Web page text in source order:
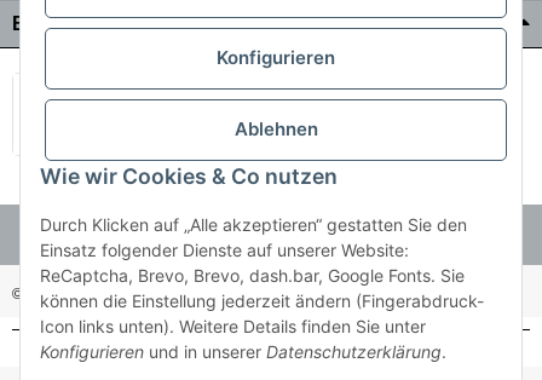
Bezahlung & Versand
© Holzner-Trading GmbH&Co KG Besucherzähler: 3511255
Konfigurieren
Ablehnen
Wie wir Cookies & Co nutzen
Durch Klicken auf „Alle akzeptieren“ gestatten Sie den
Einsatz folgender Dienste auf unserer Website:
ReCaptcha, Brevo, Brevo, dash.bar, Google Fonts. Sie
können die Einstellung jederzeit ändern (Fingerabdruck-
Icon links unten). Weitere Details finden Sie unter
Konfigurieren und in unserer Datenschutzerklärung.